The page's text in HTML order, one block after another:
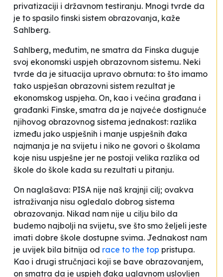
privatizaciji i državnom testiranju. Mnogi tvrde da
je to spasilo finski sistem obrazovanja, kaže
Sahlberg.
Sahlberg, međutim, ne smatra da Finska duguje
svoj ekonomski uspjeh obrazovnom sistemu. Neki
tvrde da je situacija upravo obrnuta: to što imamo
tako uspješan obrazovni sistem rezultat je
ekonomskog uspjeha. On, kao i većina građana i
građanki Finske, smatra da je najveće dostignuće
njihovog obrazovnog sistema jednakost: razlika
između jako uspješnih i manje uspješnih đaka
najmanja je na svijetu i niko ne govori o školama
koje nisu uspješne jer ne postoji velika razlika od
škole do škole kada su rezultati u pitanju.
On naglašava: PISA nije naš krajnji cilj; ovakva
istraživanja nisu ogledalo dobrog sistema
obrazovanja. Nikad nam nije u cilju bilo da
budemo najbolji na svijetu, sve što smo željeli jeste
imati dobre škole dostupne svima. Jednakost nam
je uvijek bila bitnija od race to the top pristupa.
Kao i drugi stručnjaci koji se bave obrazovanjem,
on smatra da je uspjeh đaka uglavnom uslovljen